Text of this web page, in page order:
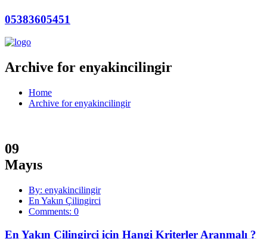
05383605451
Archive for enyakincilingir
Home
Archive for enyakincilingir
09
Mayıs
By: enyakincilingir
En Yakın Çilingirci
Comments: 0
En Yakın Çilingirci için Hangi Kriterler Aranmalı ?